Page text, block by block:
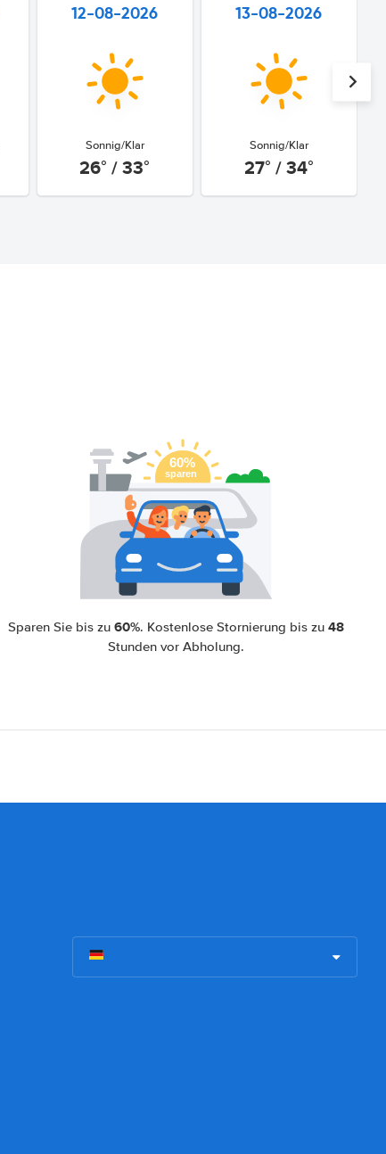
12-08-2026
Sonnig/Klar
26° / 33°
13-08-2026
Sonnig/Klar
27° / 34°
Sparen Sie bis zu60%. Kostenlose Stornierung bis zu48
Stunden vor Abholung.